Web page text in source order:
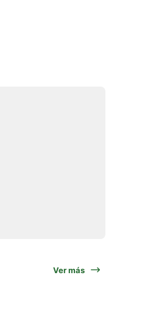
Ver más